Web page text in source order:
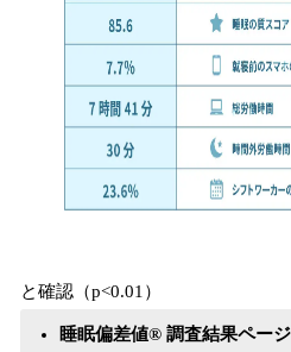
* t検定を実施
と確認（p<0.01）
睡眠偏差値® 調査結果ページ